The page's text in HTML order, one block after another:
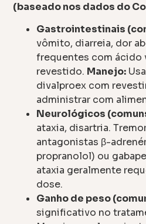
(baseado nos dados do
Gastrointestinais
vômito, diarreia, dor
frequentes com ácido
revestido. Manejo:
divalproex com
administrar com
Neurológicos
ataxia, disartria.
antagonistas β-
propranolol) ou
ataxia geralmente
dose.
Ganho de peso
significativo no